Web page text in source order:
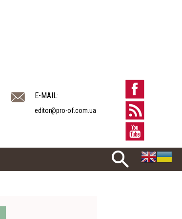
E-MAIL:
editor@pro-of.com.ua